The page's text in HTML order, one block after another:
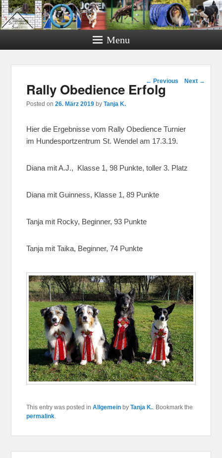
Menu
Post navigation
← Previous Next →
Rally Obedience Erfolg
Posted on26. März 2019 byTanja K.
Hier die Ergebnisse vom Rally Obedience Turnier
im Hundesportzentrum St. Wendel am 17.3.19.
Diana mit A.J., Klasse 1, 98 Punkte, toller 3. Platz
Diana mit Guinness, Klasse 1, 89 Punkte
Tanja mit Rocky, Beginner, 93 Punkte
Tanja mit Taika, Beginner, 74 Punkte
This entry was posted inAllgemein byTanja K.. Bookmark the
permalink.